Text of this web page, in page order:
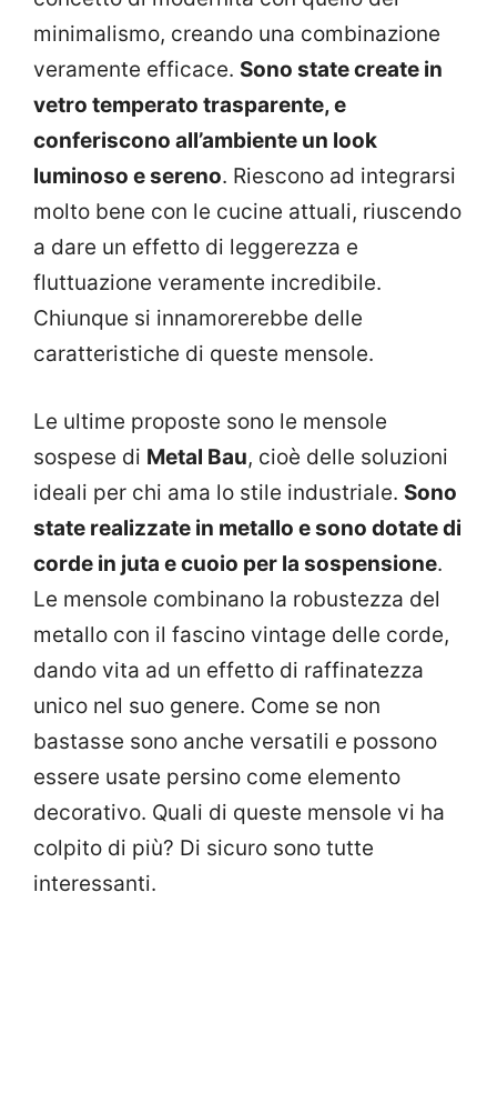
minimalismo, creando una combinazione
veramente efficace. Sono state create in
vetro temperato trasparente, e
conferiscono all’ambiente un look
luminoso e sereno. Riescono ad integrarsi
molto bene con le cucine attuali, riuscendo
a dare un effetto di leggerezza e
fluttuazione veramente incredibile.
Chiunque si innamorerebbe delle
caratteristiche di queste mensole.
Le ultime proposte sono le mensole
sospese di Metal Bau, cioè delle soluzioni
ideali per chi ama lo stile industriale. Sono
state realizzate in metallo e sono dotate di
corde in juta e cuoio per la sospensione.
Le mensole combinano la robustezza del
metallo con il fascino vintage delle corde,
dando vita ad un effetto di raffinatezza
unico nel suo genere. Come se non
bastasse sono anche versatili e possono
essere usate persino come elemento
decorativo. Quali di queste mensole vi ha
colpito di più? Di sicuro sono tutte
interessanti.